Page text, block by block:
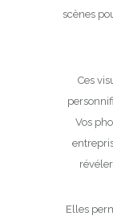
scènes
Ces
Vos
Elles